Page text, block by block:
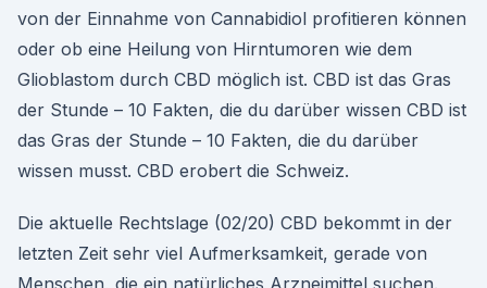
von der Einnahme von Cannabidiol profitieren können
oder ob eine Heilung von Hirntumoren wie dem
Glioblastom durch CBD möglich ist. CBD ist das Gras
der Stunde – 10 Fakten, die du darüber wissen CBD ist
das Gras der Stunde – 10 Fakten, die du darüber
wissen musst. CBD erobert die Schweiz.
Die aktuelle Rechtslage (02/20) CBD bekommt in der
letzten Zeit sehr viel Aufmerksamkeit, gerade von
Menschen, die ein natürliches Arzneimittel suchen.